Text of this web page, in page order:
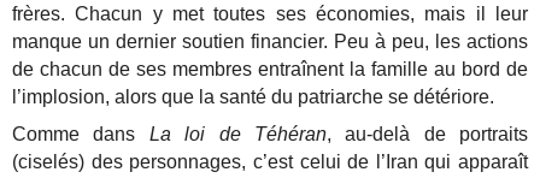
frères. Chacun y met toutes ses économies, mais il leur
manque un dernier soutien financier. Peu à peu, les actions
de chacun de ses membres entraînent la famille au bord de
l’implosion, alors que la santé du patriarche se détériore.
Comme dans La loi de Téhéran, au-delà de portraits
(ciselés) des personnages, c’est celui de l’Iran qui apparaît